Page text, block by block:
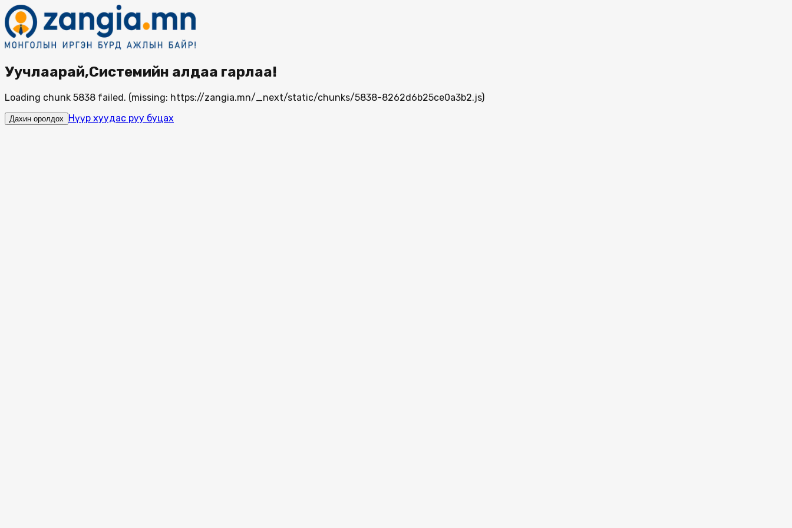
Уучлаарай,Системийн алдаа гарлаа!
Loading chunk 5838 failed. (missing: https://zangia.mn/_next/static/chunks/5838-8262d6b25ce0a3b2.js)
Дахин оролдох Нүүр хуудас руу буцах